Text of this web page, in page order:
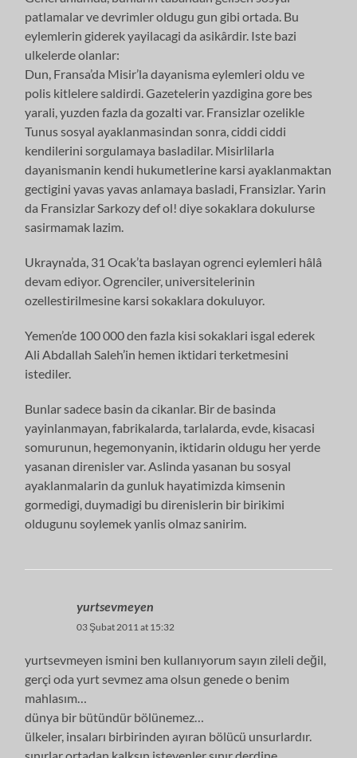
patlamalar ve devrimler oldugu gun gibi ortada. Bu
eylemlerin giderek yayilacagi da asikârdir. Iste bazi
ulkelerde olanlar:
Dun, Fransa’da Misir’la dayanisma eylemleri oldu ve
polis kitlelere saldirdi. Gazetelerin yazdigina gore bes
yarali, yuzden fazla da gozalti var. Fransizlar ozelikle
Tunus sosyal ayaklanmasindan sonra, ciddi ciddi
kendilerini sorgulamaya basladilar. Misirlilarla
dayanismanin kendi hukumetlerine karsi ayaklanmaktan
gectigini yavas yavas anlamaya basladi, Fransizlar. Yarin
da Fransizlar Sarkozy def ol! diye sokaklara dokulurse
sasirmamak lazim.
Ukrayna’da, 31 Ocak’ta baslayan ogrenci eylemleri hâlâ
devam ediyor. Ogrenciler, universitelerinin
ozellestirilmesine karsi sokaklara dokuluyor.
Yemen’de 100 000 den fazla kisi sokaklari isgal ederek
Ali Abdallah Saleh’in hemen iktidari terketmesini
istediler.
Bunlar sadece basin da cikanlar. Bir de basinda
yayinlanmayan, fabrikalarda, tarlalarda, evde, kisacasi
somurunun, hegemonyanin, iktidarin oldugu her yerde
yasanan direnisler var. Aslinda yasanan bu sosyal
ayaklanmalarin da gunluk hayatimizda kimsenin
gormedigi, duymadigi bu direnislerin bir birikimi
oldugunu soylemek yanlis olmaz sanirim.
yurtsevmeyen
03 Şubat 2011 at 15:32
yurtsevmeyen ismini ben kullanıyorum sayın zileli değil,
gerçi oda yurt sevmez ama olsun genede o benim
mahlasım…
dünya bir bütündür bölünemez…
ülkeler, insaları birbirinden ayıran bölücü unsurlardır.
sınırlar ortadan kalksın isteyenler sınır derdine